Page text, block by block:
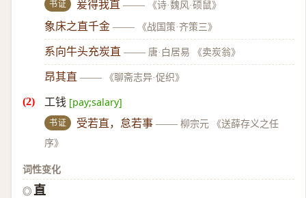
书证 爰得我直 —— 《诗·魏风·硕鼠》
象床之直千金 —— 《战国策·齐策三》
系向牛头充炭直 —— 唐·白居易 《卖炭翁》
昂其直 —— 《聊斋志异·促织》
工钱 [pay;salary]
书证 受若直，怠若事 —— 柳宗元 《送薛存义之任
序》
词性变化
◎ 直